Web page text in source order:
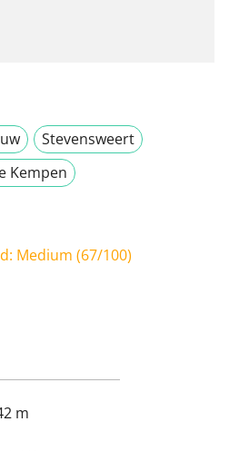
Stevensweert
Kempen
Medium (67/100)
m